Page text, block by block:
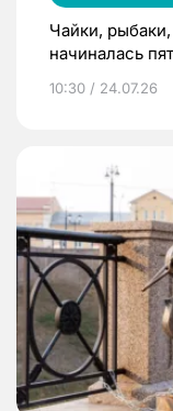
Чайки,
начиналась
10:30 / 24.07.26